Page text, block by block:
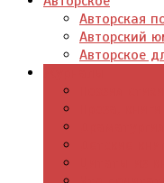
Авторская
Авторский
Авторское